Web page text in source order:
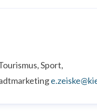
Sport,